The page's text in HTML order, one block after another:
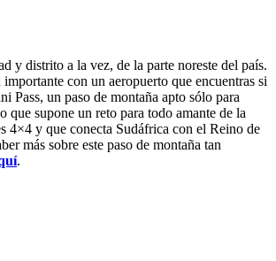
y distrito a la vez, de la parte noreste del país.
con un aeropuerto que encuentras si
Pass, un paso de montaña apto sólo para
que supone un reto para todo amante de la
4×4 y que conecta Sudáfrica con el Reino de
más sobre este paso de montaña tan
.